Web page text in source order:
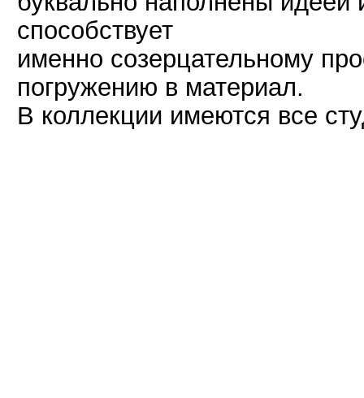
способствует
именно созерцательному
погружению в материал.
В коллекции имеются все